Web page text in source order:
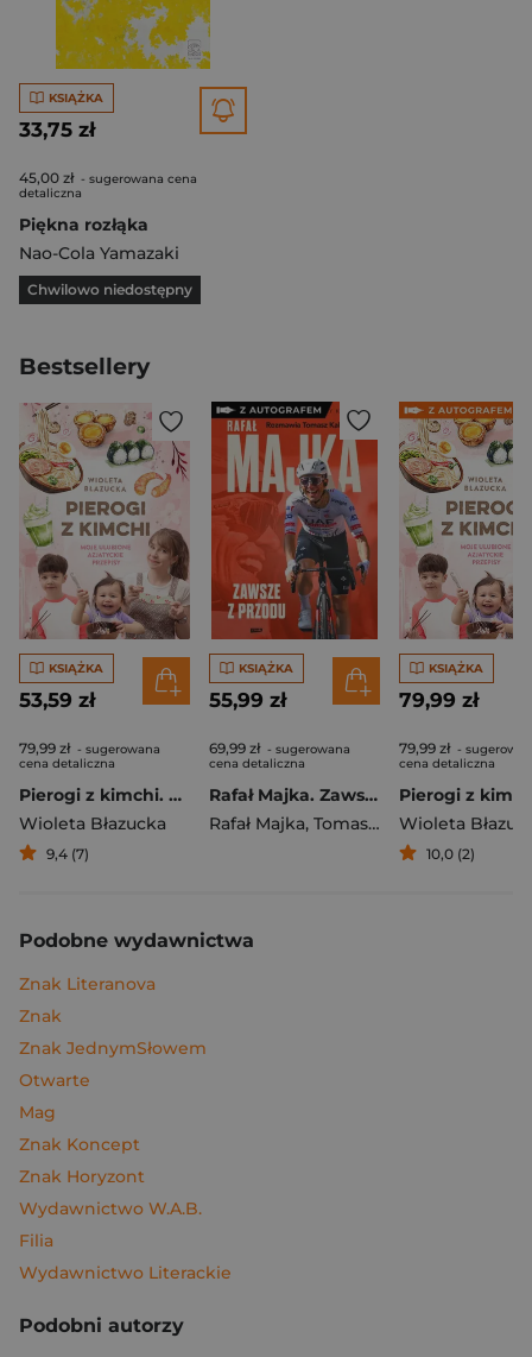
KSIĄŻKA
33,75 zł
45,00 zł - sugerowana cena
detaliczna
Piękna rozłąka
Nao-Cola Yamazaki
Chwilowo niedostępny
Bestsellery
KSIĄŻKA
53,59 zł
79,99 zł - sugerowana
cena detaliczna
Pierogi z kimchi. Moje ulubione azjatyckie przepisy
Wioleta Błazucka
9,4 (7)
KSIĄŻKA
55,99 zł
69,99 zł - sugerowana
cena detaliczna
Rafał Majka. Zawsze z przodu. Rozmawia Tomasz Kalemba - książka z autografem
Rafał Majka, Tomasz Kalemba
KSIĄŻKA
79,99 zł
79,99 zł -
cena detaliczna
Wioleta
10,0 (2)
Podobne wydawnictwa
Znak Literanova
Znak
Znak JednymSłowem
Otwarte
Mag
Znak Koncept
Znak Horyzont
Wydawnictwo W.A.B.
Filia
Wydawnictwo Literackie
Podobni autorzy